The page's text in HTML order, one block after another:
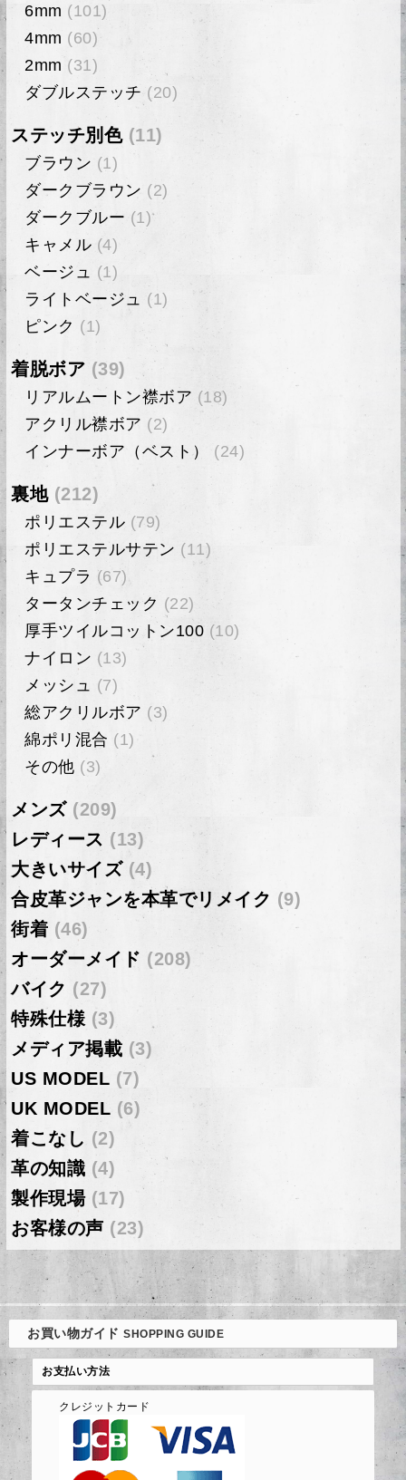
6mm (101)
4mm (60)
2mm (31)
ダブルステッチ (20)
ステッチ別色(11)
ブラウン (1)
ダークブラウン (2)
ダークブルー (1)
キャメル (4)
ベージュ (1)
ライトベージュ (1)
ピンク (1)
着脱ボア (39)
リアルムートン襟ボア (18)
アクリル襟ボア (2)
インナーボア（ベスト）
(24)
裏地(212)
ポリエステル (79)
ポリエステルサテン (11)
キュプラ (67)
タータンチェック (22)
厚手ツイルコットン100 (10)
ナイロン (13)
メッシュ (7)
総アクリルボア (3)
綿ポリ混合 (1)
その他 (3)
メンズ(209)
レディース (13)
大きいサイズ(4)
合皮革ジャンを本革でリメイク (9)
街着 (46)
オーダーメイド (208)
バイク (27)
特殊仕様 (3)
メディア掲載 (3)
US MODEL (7)
UK MODEL (6)
着こなし (2)
革の知識 (4)
製作現場(17)
お客様の声 (23)
お買い物ガイド SHOPPING GUIDE
お支払い方法
クレジットカード